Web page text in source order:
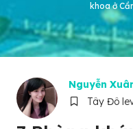
khoa ở
Nguyễn
Tây Đô